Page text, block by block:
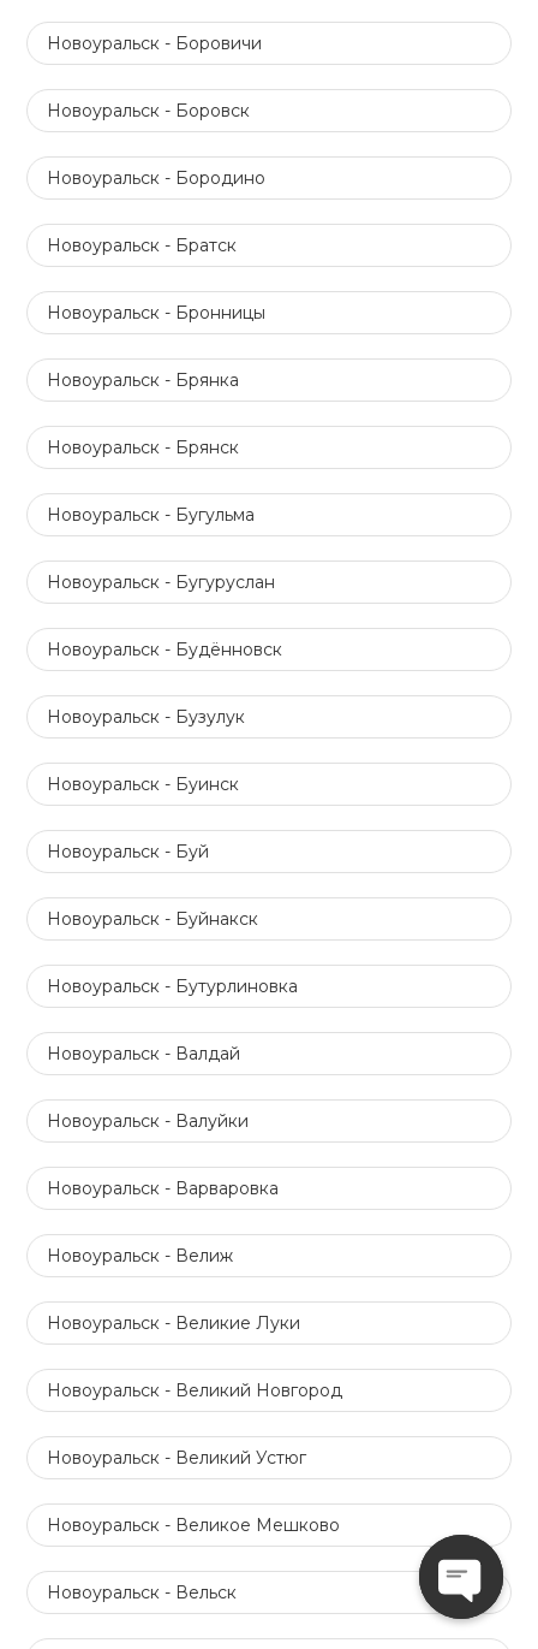
Новоуральск - Боровичи
Новоуральск - Боровск
Новоуральск - Бородино
Новоуральск - Братск
Новоуральск - Бронницы
Новоуральск - Брянка
Новоуральск - Брянск
Новоуральск - Бугульма
Новоуральск - Бугуруслан
Новоуральск - Будённовск
Новоуральск - Бузулук
Новоуральск - Буинск
Новоуральск - Буй
Новоуральск - Буйнакск
Новоуральск - Бутурлиновка
Новоуральск - Валдай
Новоуральск - Валуйки
Новоуральск - Варваровка
Новоуральск - Велиж
Новоуральск - Великие Луки
Новоуральск - Великий Новгород
Новоуральск - Великий Устюг
Новоуральск - Великое Мешково
Новоуральск - Вельск
Open